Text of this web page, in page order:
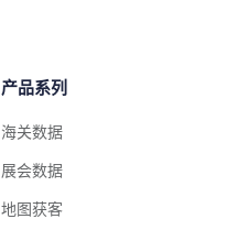
产品系列
海关数据
展会数据
地图获客